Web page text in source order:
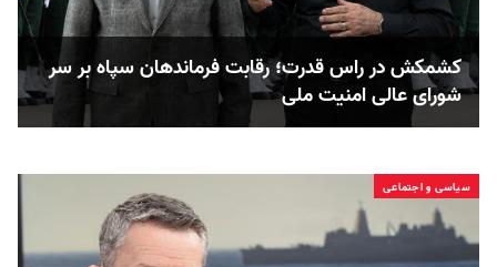
کشمکش در راس قدرت؛ رقابت فرماندهان سپاه بر سر
شورای عالی امنیت ملی
سیاسی و اجتماعی